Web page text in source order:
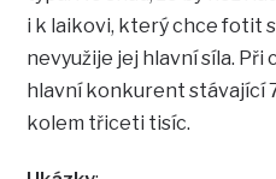
i k laikovi, který chce fotit
nevyužije jej hlavní síla. Při
hlavní konkurent stávající
kolem třiceti tisíc.